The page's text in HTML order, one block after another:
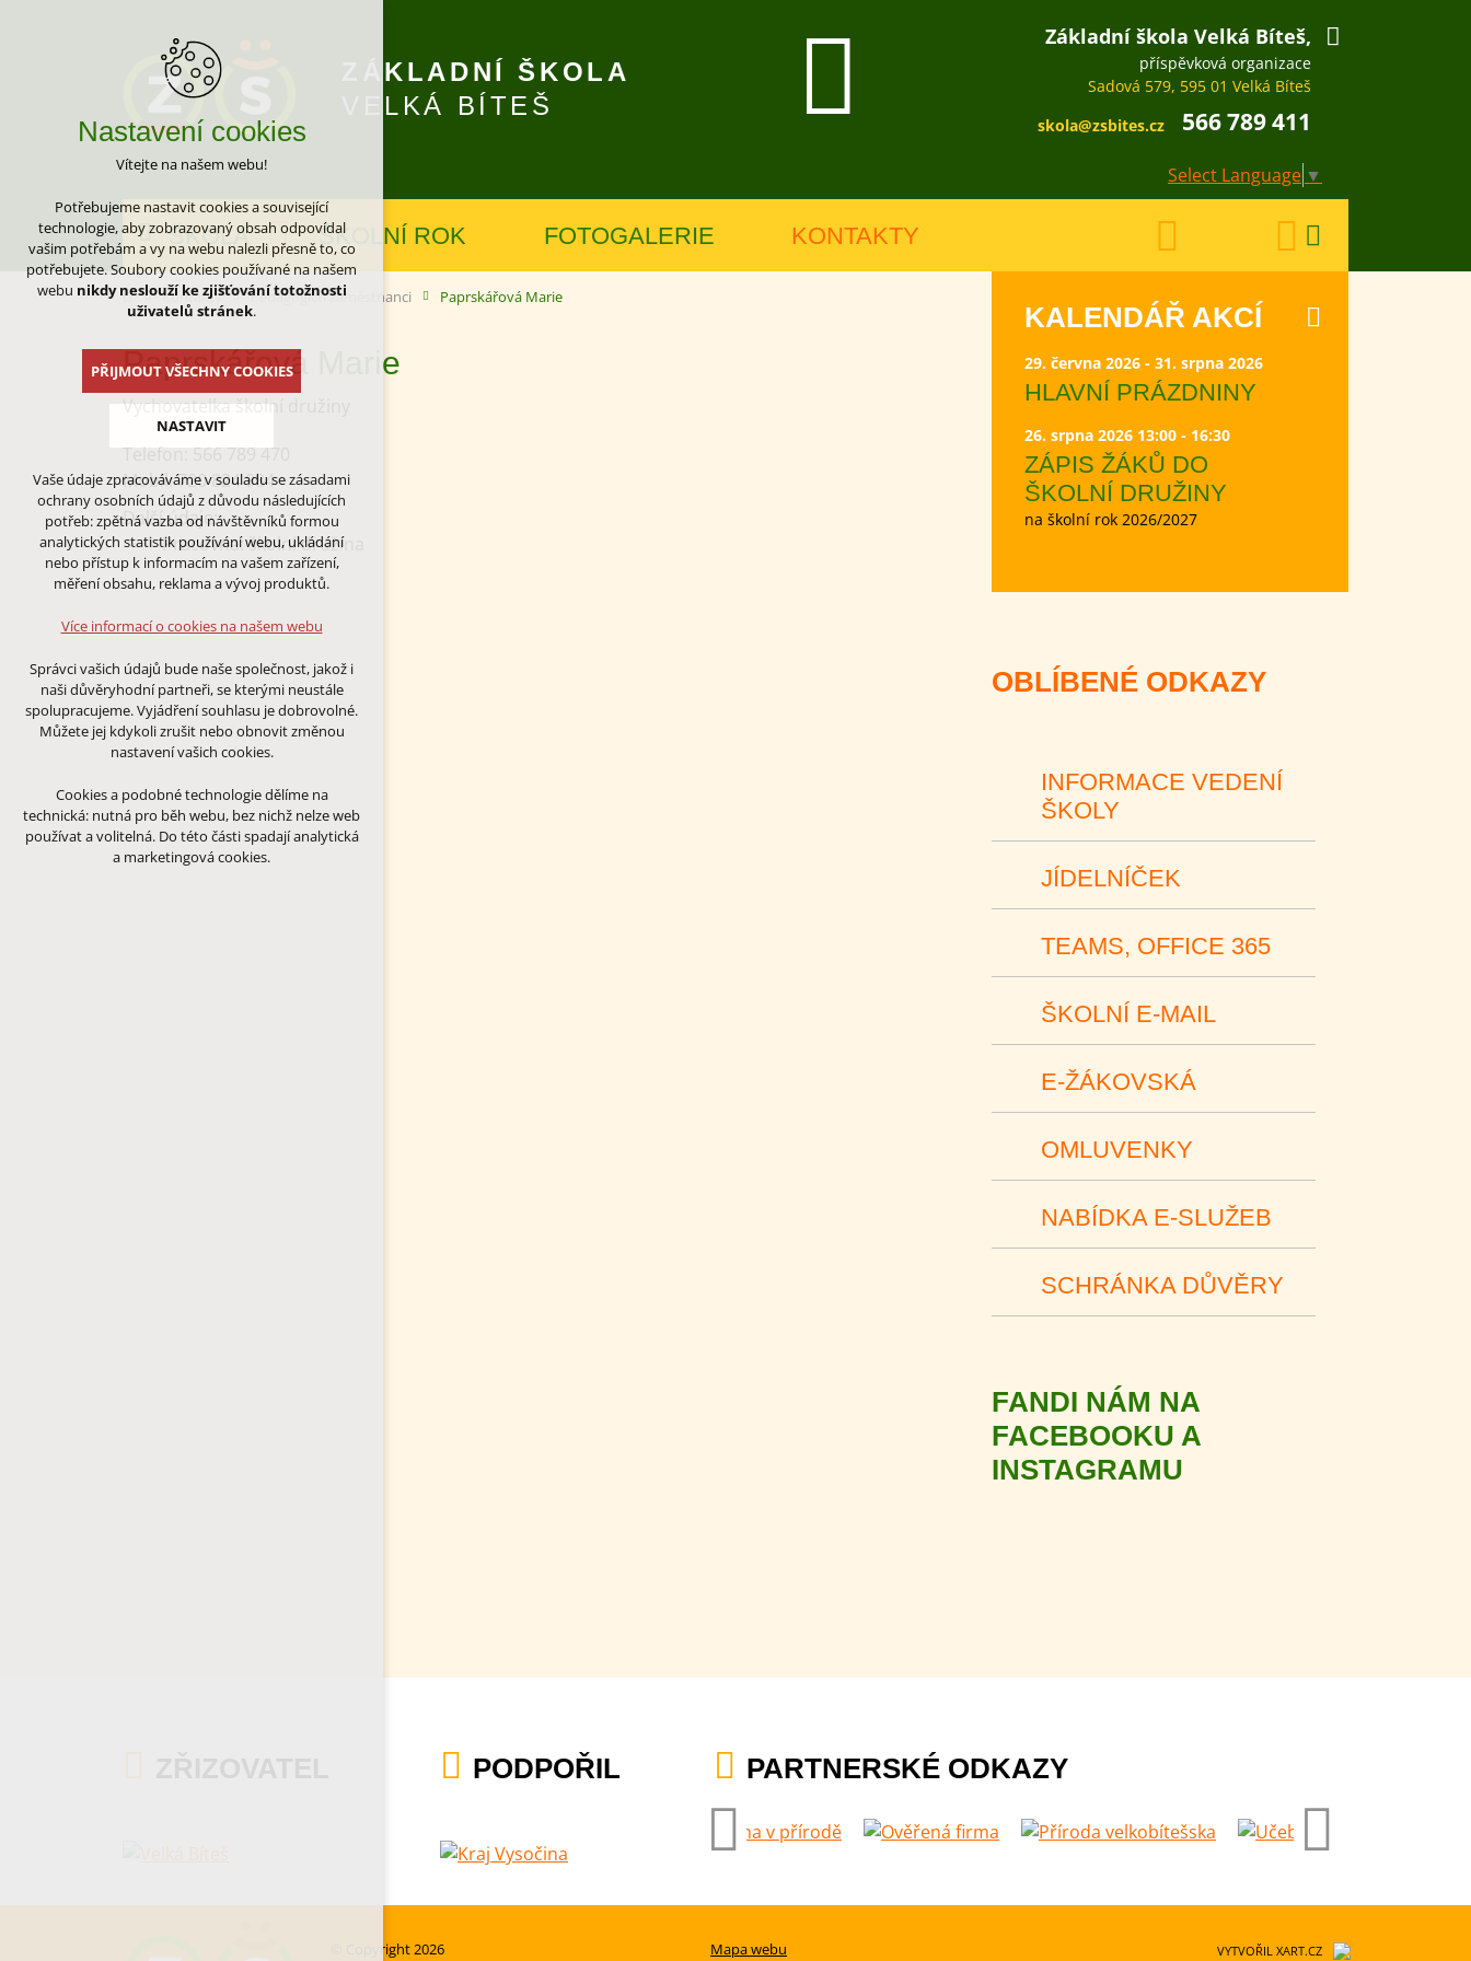
ZÁKLADNÍ ŠKOLA
VELKÁ BÍTEŠ
Základní škola Velká Bíteš,
příspěvková organizace
Sadová 579, 595 01 Velká Bíteš
skola@zsbites.cz
566 789 411
Select Language ▼
ŠKOLA ŠKOLNÍ ROK FOTOGALERIE KONTAKTY
Kontakty Pedagogičtí zaměstnanci Paprskářová Marie
Paprskářová Marie
Vychovatelka školní družiny
Telefon: 566 789 470
Mobil:720 824 984
Další údaje:
Pracovna: školní družina
KALENDÁŘ AKCÍ
29. června 2026 - 31. srpna 2026
HLAVNÍ PRÁZDNINY
26. srpna 2026 13:00 - 16:30
ZÁPIS ŽÁKŮ DO
ŠKOLNÍ DRUŽINY
na školní rok 2026/2027
OBLÍBENÉ ODKAZY
INFORMACE VEDENÍ
ŠKOLY
JÍDELNÍČEK
TEAMS, OFFICE 365
ŠKOLNÍ E-MAIL
E-ŽÁKOVSKÁ
OMLUVENKY
NABÍDKA E-SLUŽEB
SCHRÁNKA DŮVĚRY
FANDI NÁM NA
FACEBOOKU A
INSTAGRAMU
PODPOŘIL PARTNERSKÉ ODKAZY
© Copyright 2026
VYTVOŘIL XART.CZ
Mapa webu
Nastavení cookies
Vítejte na našem webu!
Potřebujeme nastavit cookies a související
technologie, aby zobrazovaný obsah odpovídal
vašim potřebám a vy na webu nalezli přesně to, co
potřebujete. Soubory cookies používané na našem
webu nikdy neslouží ke zjišťování totožnosti
uživatelů stránek.
PŘIJMOUT VŠECHNY COOKIES
NASTAVIT
Technická cookies
nutná pro provozování webu
udržení kontextu stránek (session):
případná přihlášení, volby jazyka, apod.
Volitelná cookies
analytická pro anonymizované
vyhodnocení návštěvnosti
marketingová cookies (Google)
Více informací o cookies na našem webu
ODMÍTNOUT VŠE
Vaše údaje zpracováváme v souladu se zásadami
ochrany osobních údajů z důvodu následujících
potřeb: zpětná vazba od návštěvníků formou
analytických statistik používání webu, ukládání
nebo přístup k informacím na vašem zařízení,
měření obsahu, reklama a vývoj produktů.
Více informací o cookies na našem webu
Správci vašich údajů bude naše společnost, jakož i
naši důvěryhodní partneři, se kterými neustále
spolupracujeme. Vyjádření souhlasu je dobrovolné.
Můžete jej kdykoli zrušit nebo obnovit změnou
nastavení vašich cookies.
Cookies a podobné technologie dělíme na
technická: nutná pro běh webu, bez nichž nelze web
používat a volitelná. Do této části spadají analytická
a marketingová cookies.